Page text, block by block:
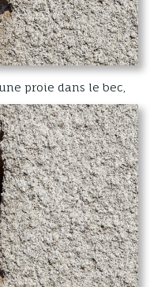
proie dans le bec,